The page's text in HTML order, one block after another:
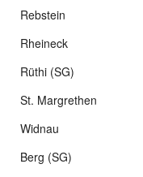
Rebstein
Rheineck
Rüthi (SG)
St. Margrethen
Widnau
Berg (SG)